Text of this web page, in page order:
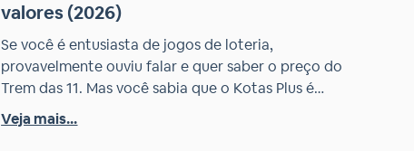
valores (2026)
Se você é entusiasta de jogos de loteria,
provavelmente ouviu falar e quer saber o preço do
Trem das 11. Mas você sabia que o Kotas Plus é
parceiro oficial da Loteria Mineira? Este jogo tem
conquistado muitos apostadores devido às suas
Veja mais...